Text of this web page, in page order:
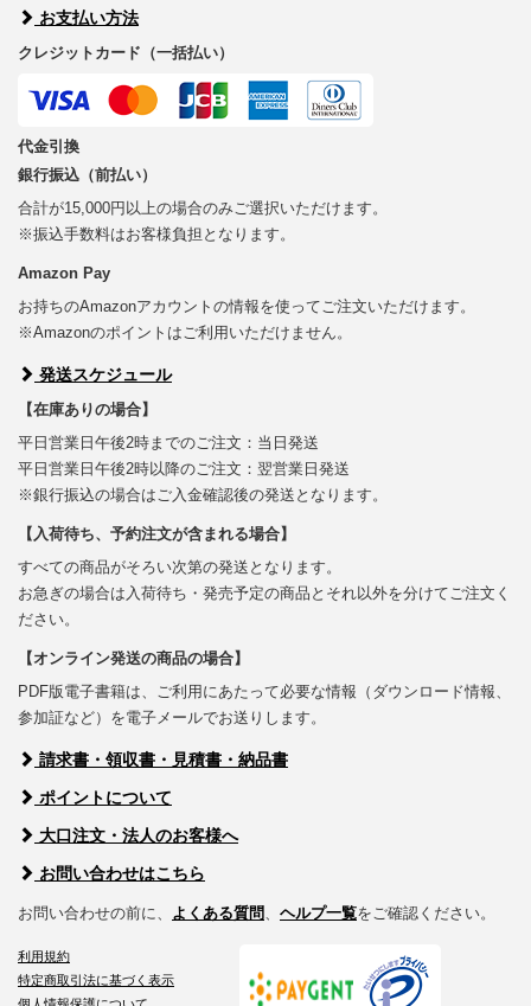
お支払い方法
クレジットカード（一括払い）
代金引換
銀行振込（前払い）
合計が15,000円以上の場合のみご選択いただけます。
※振込手数料はお客様負担となります。
Amazon Pay
お持ちのAmazonアカウントの情報を使ってご注文いただけます。
※Amazonのポイントはご利用いただけません。
発送スケジュール
【在庫ありの場合】
平日営業日午後2時までのご注文：当日発送
平日営業日午後2時以降のご注文：翌営業日発送
※銀行振込の場合はご入金確認後の発送となります。
【入荷待ち、予約注文が含まれる場合】
すべての商品がそろい次第の発送となります。
お急ぎの場合は入荷待ち・発売予定の商品とそれ以外を分けてご注文く
ださい。
【オンライン発送の商品の場合】
PDF版電子書籍は、ご利用にあたって必要な情報（ダウンロード情報、
参加証など）を電子メールでお送りします。
請求書・領収書・見積書・納品書
ポイントについて
大口注文・法人のお客様へ
お問い合わせはこちら
お問い合わせの前に、 よくある質問、 ヘルプ一覧をご確認ください。
利用規約
特定商取引法に基づく表示